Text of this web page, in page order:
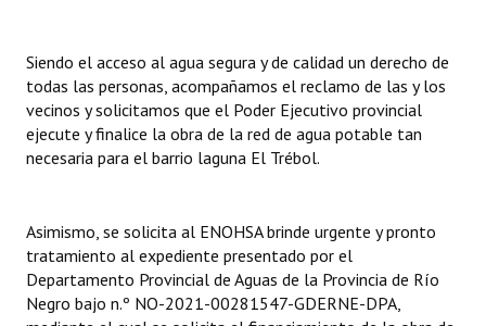
Siendo el acceso al agua segura y de calidad un derecho de
todas las personas, acompañamos el reclamo de las y los
vecinos y solicitamos que el Poder Ejecutivo provincial
ejecute y finalice la obra de la red de agua potable tan
necesaria para el barrio laguna El Trébol.
Asimismo, se solicita al ENOHSA brinde urgente y pronto
tratamiento al expediente presentado por el
Departamento Provincial de Aguas de la Provincia de Río
Negro bajo n.º NO-2021-00281547-GDERNE-DPA,